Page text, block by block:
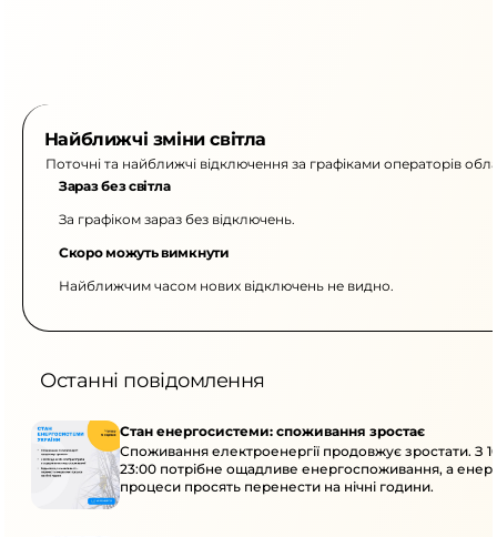
Найближчі зміни світла
Поточні та найближчі відключення за графіками операторів
Зараз без світла
За графіком зараз без відключень.
Скоро можуть вимкнути
Найближчим часом нових відключень не видно.
Останні повідомлення
Стан енергосистеми: споживання зростає
Споживання електроенергії продовжує зростати. З
23:00 потрібне ощадливе енергоспоживання, а
процеси просять перенести на нічні години.